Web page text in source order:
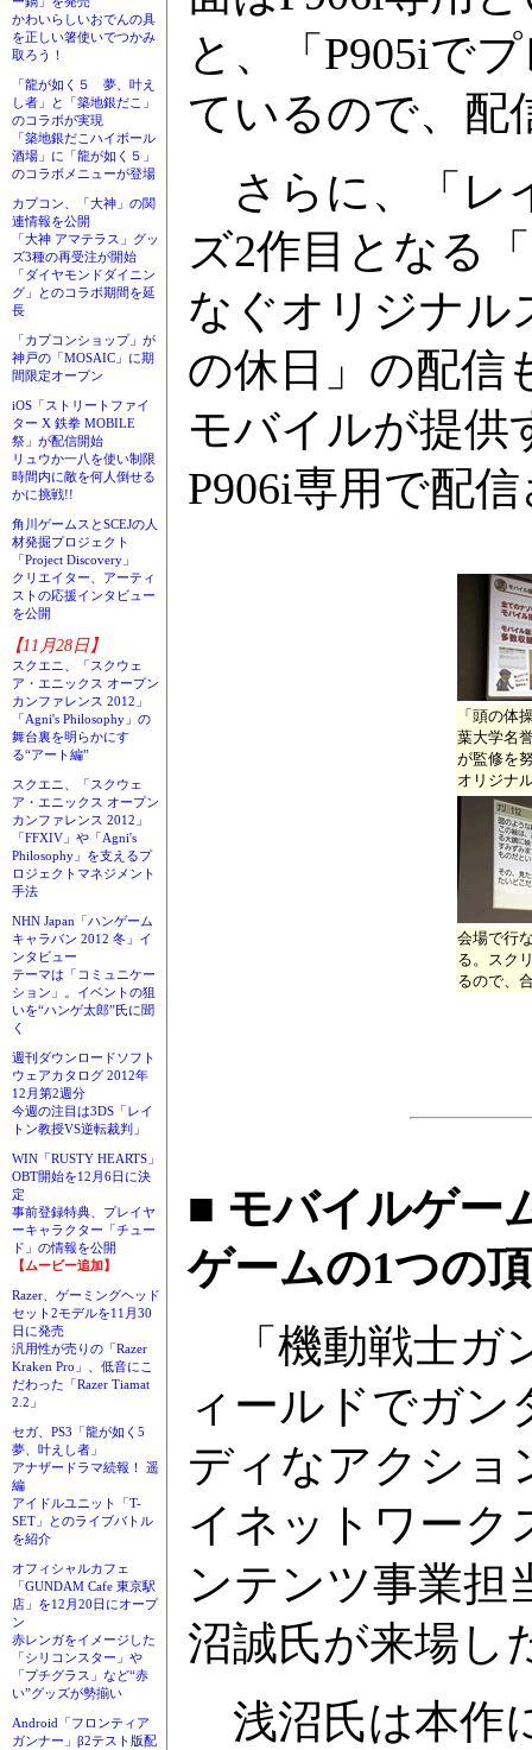
かわいらしいおでんの具
を正しい箸使いでつかみ
取ろう！
「龍が如く５ 夢、叶え
し者」と「築地銀だこ」
のコラボが実現
「築地銀だこハイボール
酒場」に「龍が如く５」
のコラボメニューが登場
カプコン、「大神」の関
連情報を公開
「大神 アマテラス」グッ
ズ3種の再受注が開始
「ダイヤモンドダイニン
グ」とのコラボ期間を延
長
「カプコンショップ」が
神戸の「MOSAIC」に期
間限定オープン
iOS「ストリートファイ
ター X 鉄拳 MOBILE
祭」が配信開始
リュウか一八を使い制限
時間内に敵を何人倒せる
かに挑戦!!
角川ゲームスとSCEJの人
材発掘プロジェクト
「Project Discovery」
クリエイター、アーティ
ストの応援インタビュー
を公開
【11月28日】
スクエニ、「スクウェ
ア・エニックス オープン
カンファレンス 2012」
「Agni's Philosophy」の
舞台裏を明らかにす
る“アート編”
スクエニ、「スクウェ
ア・エニックス オープン
カンファレンス 2012」
「FFXIV」や「Agni's
Philosophy」を支えるプ
ロジェクトマネジメント
手法
NHN Japan「ハンゲーム
キャラバン 2012 冬」イ
ンタビュー
テーマは「コミュニケー
ション」。イベントの狙
いを“ハンゲ太郎”氏に聞
く
週刊ダウンロードソフト
ウェアカタログ 2012年
12月第2週分
今週の注目は3DS「レイ
トン教授VS逆転裁判」
WIN「RUSTY HEARTS」
OBT開始を12月6日に決
定
事前登録特典、プレイヤ
ーキャラクター「チュー
ド」の情報を公開
【ムービー追加】
Razer、ゲーミングヘッド
セット2モデルを11月30
日に発売
汎用性が売りの「Razer
Kraken Pro」、低音にこ
だわった「Razer Tiamat
2.2」
セガ、PS3「龍が如く5
夢、叶えし者」
アナザードラマ続報！ 遥
編
アイドルユニット「T-
SET」とのライブバトル
を紹介
オフィシャルカフェ
「GUNDAM Cafe 東京駅
店」を12月20日にオープ
ン
赤レンガをイメージした
「シリコンスター」や
「プチグラス」など“赤
い”グッズが勢揃い
Android「フロンティア
ガンナー」β2テスト版配
と、「P905iで
ているので、配
さらに、「レ
ズ2作目となる
なぐオリジナル
の休日」の配信
モバイルが提供
P906i専用で配
「頭の体
葉大学名
が監修を
オリジナ
会場で行
る。スク
るので、
■ モバイルゲー
ゲームの1つの
「機動戦士ガ
ィールドでガ
ディなアクショ
イネットワーク
ンテンツ事業担
沼誠氏が来場し
浅沼氏は本作